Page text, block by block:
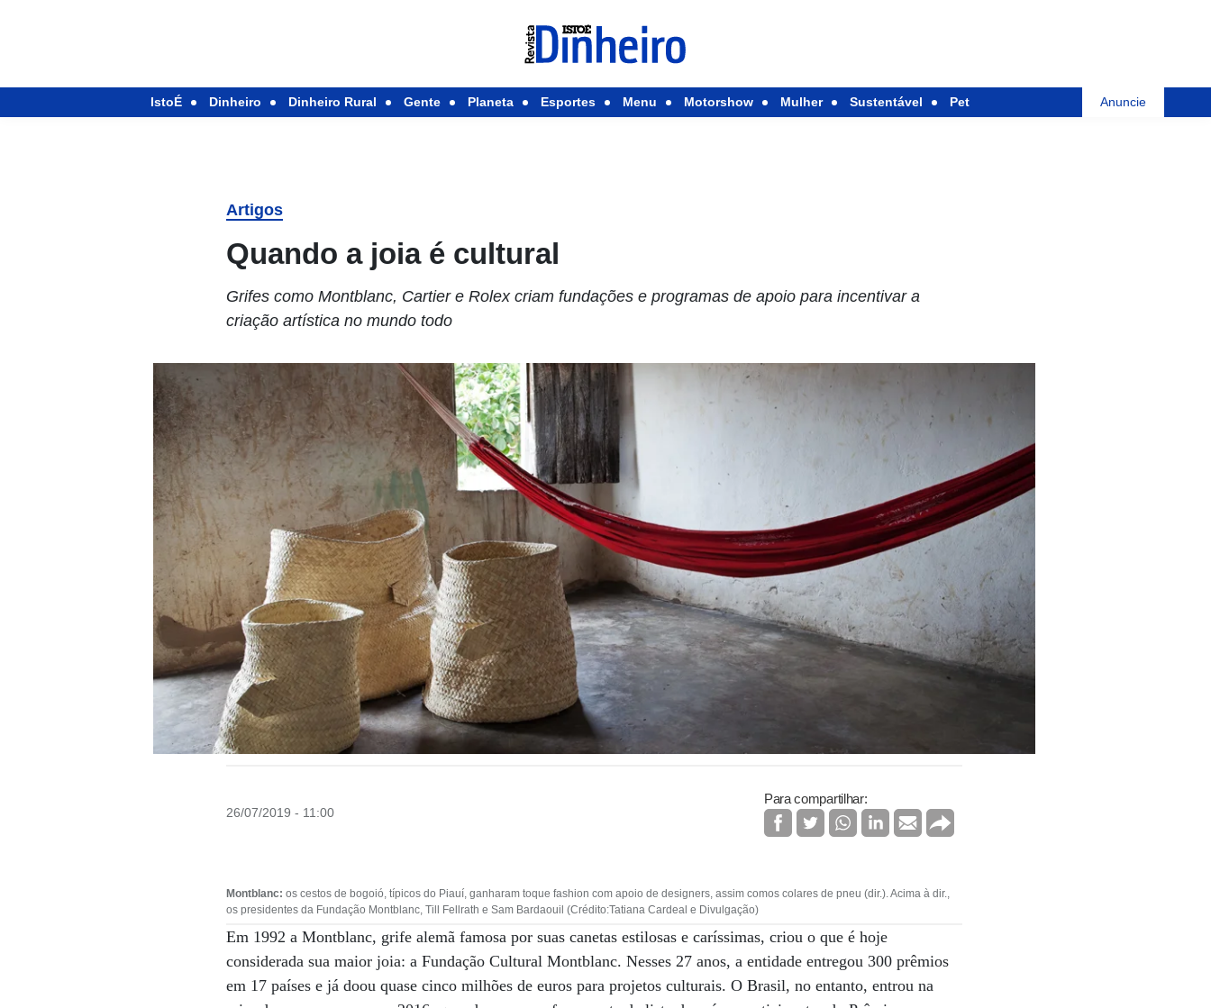
IstoÉ Dinheiro Dinheiro Rural Gente Planeta Esportes Menu Motorshow Mulher Sustentável Pet Anuncie
Artigos
Quando a joia é cultural
Grifes como Montblanc, Cartier e Rolex criam fundações e programas de apoio para incentivar a
criação artística no mundo todo
26/07/2019 - 11:00
Para compartilhar:
Montblanc: os cestos de bogoió, típicos do Piauí, ganharam toque fashion com apoio de designers, assim comos colares de pneu (dir.). Acima à dir.,
os presidentes da Fundação Montblanc, Till Fellrath e Sam Bardaouil (Crédito:Tatiana Cardeal e Divulgação)
Em 1992 a Montblanc, grife alemã famosa por suas canetas estilosas e caríssimas, criou o que é hoje
considerada sua maior joia: a Fundação Cultural Montblanc. Nesses 27 anos, a entidade entregou 300 prêmios
em 17 países e já doou quase cinco milhões de euros para projetos culturais. O Brasil, no entanto, entrou na